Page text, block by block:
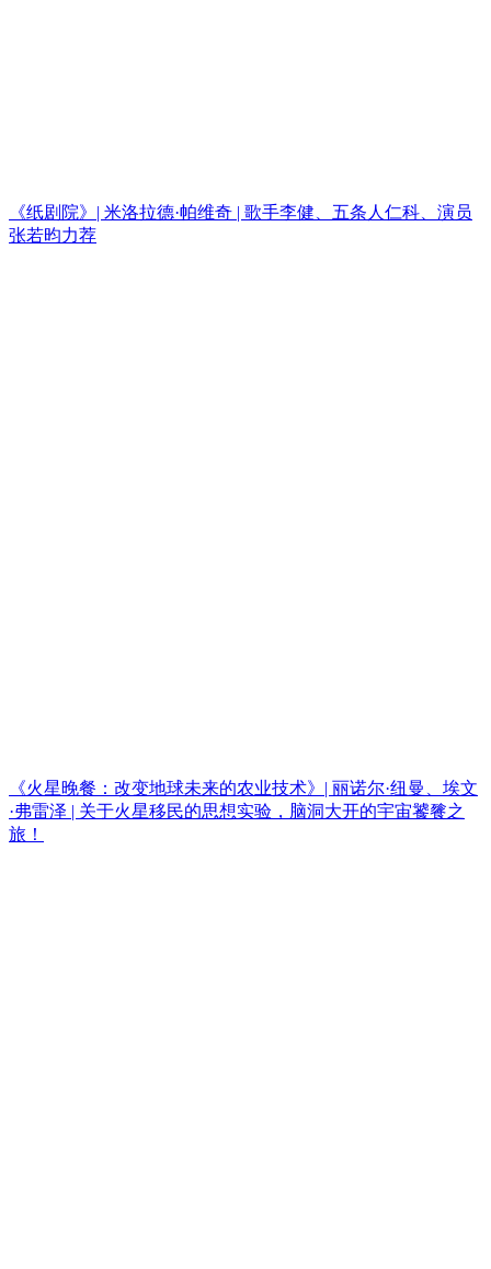
《纸剧院》| 米洛拉德·帕维奇 | 歌手李健、五条人仁科、演员
张若昀力荐
《火星晚餐：改变地球未来的农业技术》| 丽诺尔·纽曼、埃文
·弗雷泽 | 关于火星移民的思想实验，脑洞大开的宇宙饕餮之
旅！